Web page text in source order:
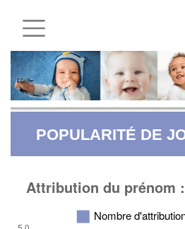
POPULARITÉ DE